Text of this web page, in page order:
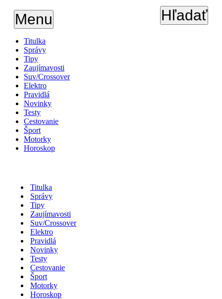
Menu Hľadať
Titulka
Správy
Tipy
Zaujímavosti
Suv/Crossover
Elektro
Pravidlá
Novinky
Testy
Cestovanie
Šport
Motorky
Horoskop
Titulka
Správy
Tipy
Zaujímavosti
Suv/Crossover
Elektro
Pravidlá
Novinky
Testy
Cestovanie
Šport
Motorky
Horoskop